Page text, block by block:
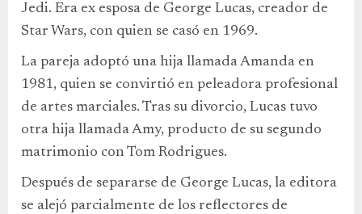
Jedi. Era ex esposa de George Lucas, creador de
Star Wars, con quien se casó en 1969.
La pareja adoptó una hija llamada Amanda en
1981, quien se convirtió en peleadora profesional
de artes marciales. Tras su divorcio, Lucas tuvo
otra hija llamada Amy, producto de su segundo
matrimonio con Tom Rodrigues.
Después de separarse de George Lucas, la editora
se alejó parcialmente de los reflectores de